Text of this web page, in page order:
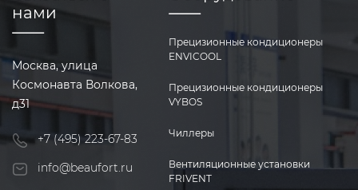
нами
Москва, улица
Космонавта Волкова,
д31
+7 (495) 223-67-83
info@beaufort.ru
Прецизионные кондиционеры
ENVICOOL
Прецизионные кондиционеры
VYBOS
Чиллеры
Вентиляционные установки
FRIVENT